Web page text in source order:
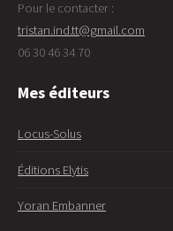
Pour le contacter :
tristan.ind.tt@gmail.com
06 30 46 34 70
Mes éditeurs
Locus-Solus
Éditions Elytis
Yoran Embanner